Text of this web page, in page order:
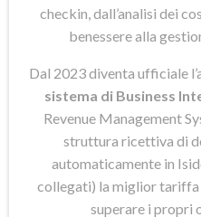
checkin, dall’analisi dei
benessere alla
Dal 2023 diventa ufficiale
sistema di Business
Revenue Management
struttura ricettiva di
automaticamente in
collegati) la miglior tariffa
superare i propri